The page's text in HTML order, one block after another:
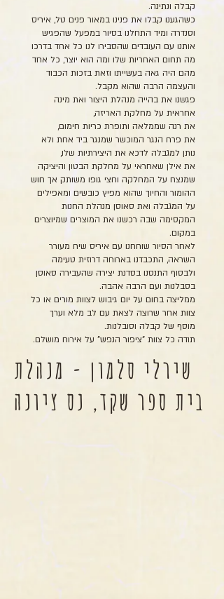
קבלה ונתינה.
כשהגענו קבלו את פנינו במאור פנים טל, איריס
וסנדרה ומיד התחלנו בסיור במפעל שהפגיש
אותנו עם העובדים שהסבירו לנו כל אחד בדרכו
מה תחום האחריות שלו ומה הוא יוצר, כל אחד
מהם היה גאה בעשייתו וזאת בזכות הכבוד
והעצמה הרבה שהוא מקבל.
פגשנו את בהייה מנהלת היצור ואת מינה
אחראית על מחלקת האריזה,
את רנה שממלאה ותופרת כריות חימום,
את פרח הנגר המוכשר שמנגר ביד אחת ולא
נותן למגבלה לדכא את היצירתיות שלו,
את אילן שאחראי על מחלקת הבטון והיציקה
שמנצח על המחלקה וחצי גופו משותק אך חוש
ההומור והחיוך שהוא מפיץ כובשים ומאפילים
על המגבלה ואת סאוסן מנהלת החנות
המקסימה שבה רכשנו את המוצרים שמיוצרים
במקום.
לאחר הסיור שוחחנו עם איריס שיח מעורר
השראה, התכבדנו בארוחה דרוזית טעימה
ולבסוף התנסנו בסדנת יצירה שהעבירה סאוסן
בסבלנות ועם הרבה אהבה.
ממליצה בחום על יום גיבוש לצוות מורים או כל
צוות אחר שרוצה לצאת עם לב מלא וערך
מוסף של קבלה וסובלנות.
תודה כל צוות "ציפור הנפש" על אירוח מושלם.
שירלי סלמון - מנהלת
בית ספר שקד, נס ציונה